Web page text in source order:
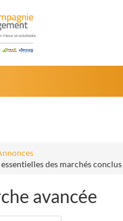
des marchés conclus
avancée